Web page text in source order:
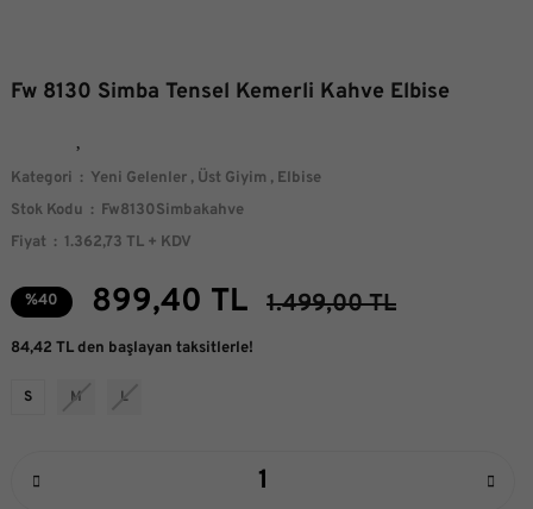
Fw 8130 Simba Tensel Kemerli Kahve Elbise
Kategori Yeni Gelenler , Üst Giyim , Elbise
Stok Kodu
Fw8130Simbakahve
Fiyat
1.362,73 TL + KDV
%40 899,40 TL 1.499,00 TL
84,42 TL den başlayan taksitlerle!
S M L